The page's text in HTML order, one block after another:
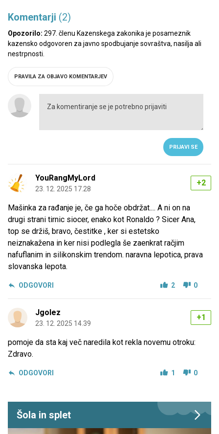
Komentarji (2)
Opozorilo: 297. členu Kazenskega zakonika je posameznik
kazensko odgovoren za javno spodbujanje sovraštva, nasilja ali
nestrpnosti.
PRAVILA ZA OBJAVO KOMENTARJEV
PRIJAVI SE
YouRangMyLord
23. 12. 2025 17.28
+2
Mašinka za rađanje je, če ga hoče obdržat.... A ni on na
drugi strani tirnic siocer, enako kot Ronaldo ? Sicer Ana,
top se držiš, bravo, čestitke , ker si estetsko
neiznakažena in ker nisi podlegla še zaenkrat račjim
nafuflanim in silikonskim trendom. naravna lepotica, prava
slovanska lepota.
ODGOVORI 2 0
Jgolez
23. 12. 2025 14.39
+1
pomoje da sta kaj več naredila kot rekla novemu otroku:
Zdravo.
ODGOVORI 1 0
Šola in splet